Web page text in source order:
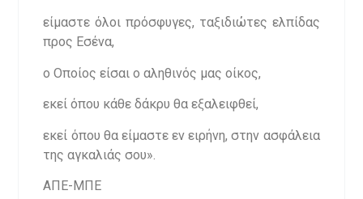
είμαστε όλοι πρόσφυγες, ταξιδιώτες ελπίδας
προς Εσένα,
ο Οποίος είσαι ο αληθινός μας οίκος,
εκεί όπου κάθε δάκρυ θα εξαλειφθεί,
εκεί όπου θα είμαστε εν ειρήνη, στην ασφάλεια
της αγκαλιάς σου».
ΑΠΕ-ΜΠΕ